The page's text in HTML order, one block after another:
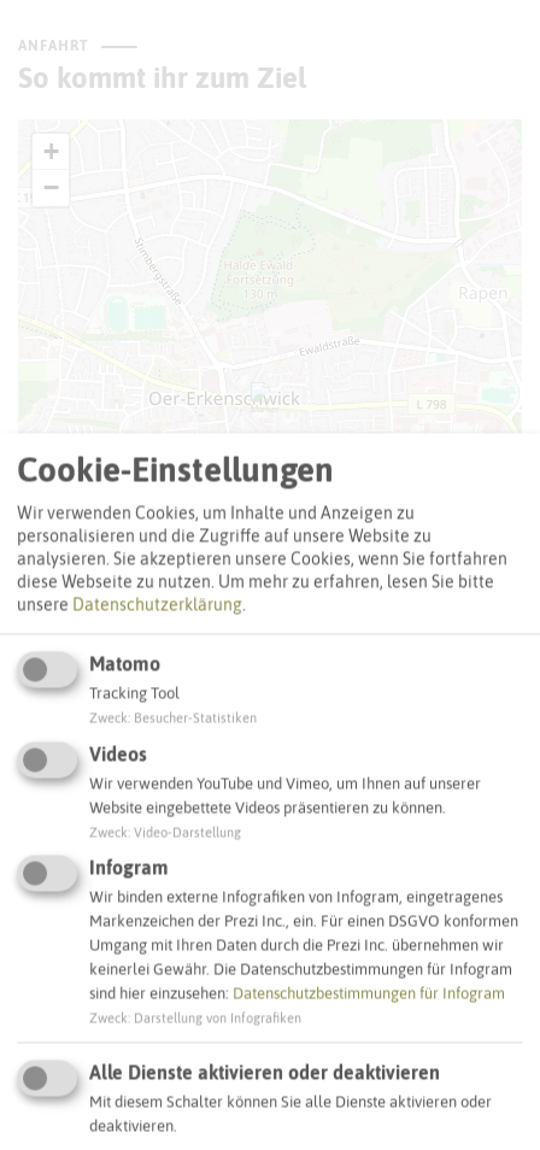
ANFAHRT
So kommt ihr zum Ziel
+
−
Adresse:
Sirene Rathausplatz
Rathausplatz 1
45739 Oer-Erkenschwick
Interaktive Karte
SCHLAGWORTE
So ordnen wir dieses Objekt ein
Sirenenstandorte Oer-Erkenschwick
Cookie-Einstellungen
Wir verwenden Cookies, um Inhalte und Anzeigen zu
personalisieren und die Zugriffe auf unsere Website zu
analysieren. Sie akzeptieren unsere Cookies, wenn Sie fortfahren
diese Webseite zu nutzen. Um mehr zu erfahren, lesen Sie bitte
unsere Datenschutzerklärung.
Matomo
Tracking Tool
Zweck Besucher-Statistiken
Videos
Wir verwenden YouTube und Vimeo, um Ihnen auf unserer
Website eingebettete Videos präsentieren zu können.
Zweck Video-Darstellung
Infogram
Wir binden externe Infografiken von Infogram, eingetragenes
Markenzeichen der Prezi Inc., ein. Für einen DSGVO konformen
Umgang mit Ihren Daten durch die Prezi Inc. übernehmen wir
keinerlei Gewähr. Die Datenschutzbestimmungen für Infogram
sind hier einzusehen: Datenschutzbestimmungen für Infogram
Zweck Darstellung von Infografiken
Alle Dienste aktivieren oder deaktivieren
Mit diesem Schalter können Sie alle Dienste aktivieren oder
deaktivieren.